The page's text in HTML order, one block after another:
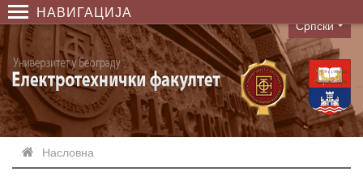
НАВИГАЦИЈА
Language
Српски
Насловна